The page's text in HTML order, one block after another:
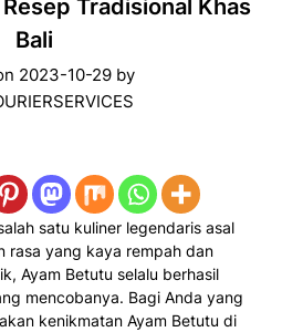
Tradisional Khas
Bali
2023-10-29by
satu kuliner legendaris asal
rasa yang kaya rempah dan
Ayam Betutu selalu berhasil
mencobanya. Bagi Anda yang
kenikmatan Ayam Betutu di